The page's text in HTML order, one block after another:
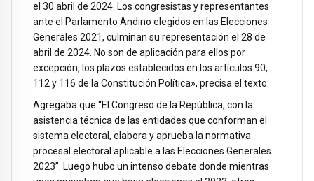
el 30 abril de 2024. Los congresistas y representantes
ante el Parlamento Andino elegidos en las Elecciones
Generales 2021, culminan su representación el 28 de
abril de 2024. No son de aplicación para ellos por
excepción, los plazos establecidos en los artículos 90,
112 y 116 de la Constitución Política», precisa el texto.
Agregaba que “El Congreso de la República, con la
asistencia técnica de las entidades que conforman el
sistema electoral, elabora y aprueba la normativa
procesal electoral aplicable a las Elecciones Generales
2023”. Luego hubo un intenso debate donde mientras